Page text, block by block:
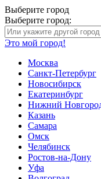
Выберите город
Выберите город:
Это мой город!
Москва
Санкт-Петербург
Новосибирск
Екатеринбург
Нижний
Казань
Самара
Омск
Челябинск
Ростов-на-Дону
Уфа